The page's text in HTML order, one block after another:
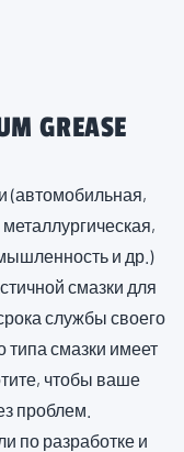
GREASE
(автомобильная,
и др.)
смазки для
службы своего
смазки имеет
чтобы ваше
проблем.
по разработке и